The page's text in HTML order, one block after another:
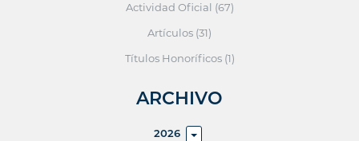
Actividad Oficial (67)
Artículos (31)
Títulos Honoríficos (1)
ARCHIVO
2026